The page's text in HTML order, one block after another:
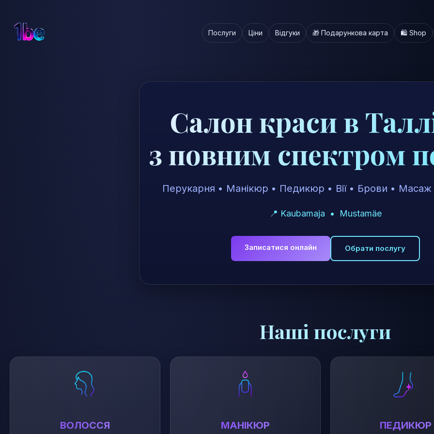
Послуги Ціни Відгуки 🎁 Подарункова карта 🛍️ Shop
Салон краси в
з повним спектром
Перукарня • Манікюр • Педикюр • Вії • Брови • Масаж
📍 Kaubamaja • Mustamäe
Записатися онлайн Обрати послугу
Наші послуги
ВОЛОССЯ МАНІКЮР ПЕДИКЮР